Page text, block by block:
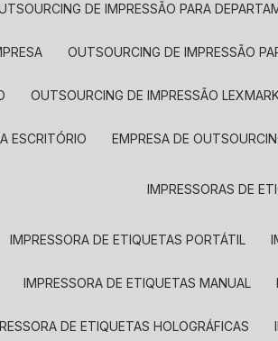
DE IMPRESSÃO PARA
OUTSOURCING DE IMPRESSÃO
OUTSOURCING DE IMPRESSÃO
ESCRITÓRIO EMPRESA DE
IMPRESSORAS DE
IMPRESSORA DE ETIQUETAS PORTÁTIL
IMPRESSORA DE ETIQUETAS MANUAL
DE ETIQUETAS HOLOGRÁFICAS